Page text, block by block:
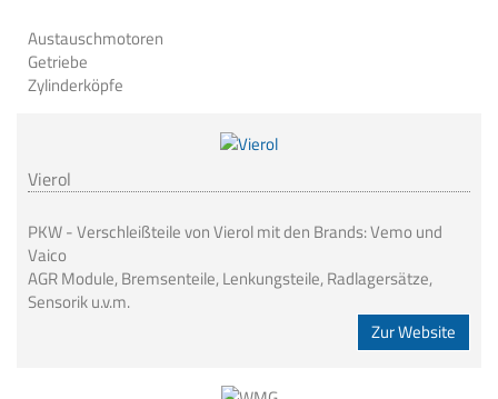
Austauschmotoren
Getriebe
Zylinderköpfe
Vierol
PKW - Verschleißteile von Vierol mit den Brands: Vemo und
Vaico
AGR Module, Bremsenteile, Lenkungsteile, Radlagersätze,
Sensorik u.v.m.
Zur Website